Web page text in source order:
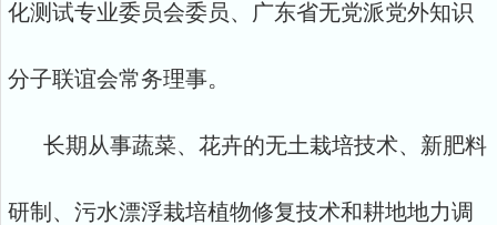
化测试专业委员会委员、广东省无党派党外知识
分子联谊会常务理事。
长期从事蔬菜、花卉的无土栽培技术、新肥料
研制、污水漂浮栽培植物修复技术和耕地地力调